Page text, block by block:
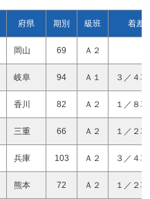
府県 期別 級班 着差
岡山 69 Ａ２
岐阜 94 Ａ１ ３／４
香川 82 Ａ２ １／８
三重 66 Ａ２ １／２
兵庫 103 Ａ２ ３／４
熊本 72 Ａ２ １／２